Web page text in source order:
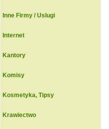
Inne Firmy / Uslugi
Internet
Kantory
Komisy
Kosmetyka, Tipsy
Krawiectwo